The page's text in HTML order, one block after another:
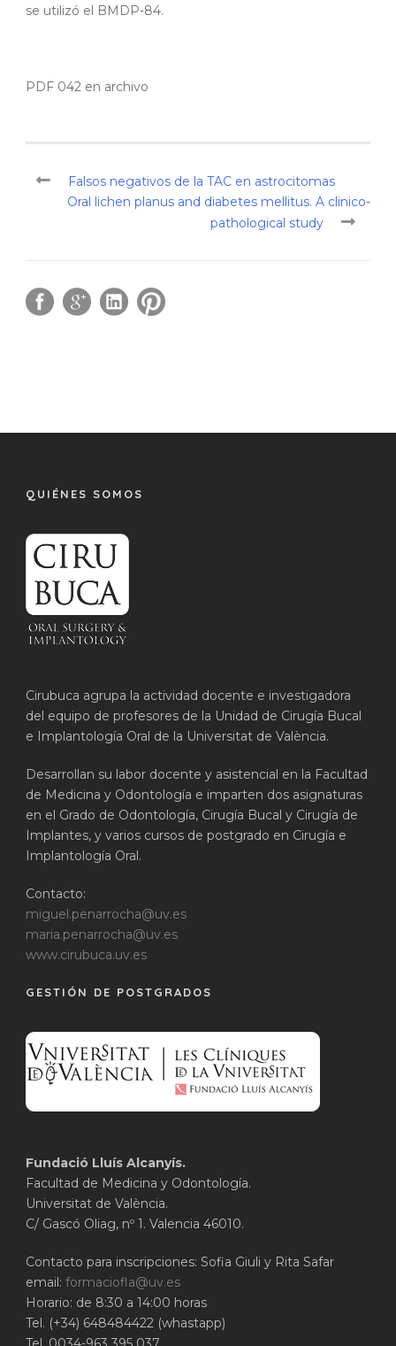
se utilizó el BMDP-84.
PDF 042 en archivo
Falsos negativos de la TAC en astrocitomas
Oral lichen planus and diabetes mellitus. A clinico-
pathological study
QUIÉNES SOMOS
Cirubuca agrupa la actividad docente e investigadora
del equipo de profesores de la Unidad de Cirugía Bucal
e Implantología Oral de la Universitat de València.
Desarrollan su labor docente y asistencial en la Facultad
de Medicina y Odontología e imparten dos asignaturas
en el Grado de Odontología, Cirugía Bucal y Cirugía de
Implantes, y varios cursos de postgrado en Cirugía e
Implantología Oral.
Contacto:
miguel.penarrocha@uv.es
maria.penarrocha@uv.es
www.cirubuca.uv.es
GESTIÓN DE POSTGRADOS
Fundació Lluís Alcanyís.
Facultad de Medicina y Odontología.
Universitat de València.
C/ Gascó Oliag, nº 1. Valencia 46010.
Contacto para inscripciones: Sofia Giuli y Rita Safar
email: formaciofla@uv.es
Horario: de 8:30 a 14:00 horas
Tel. (+34) 648484422 (whastapp)